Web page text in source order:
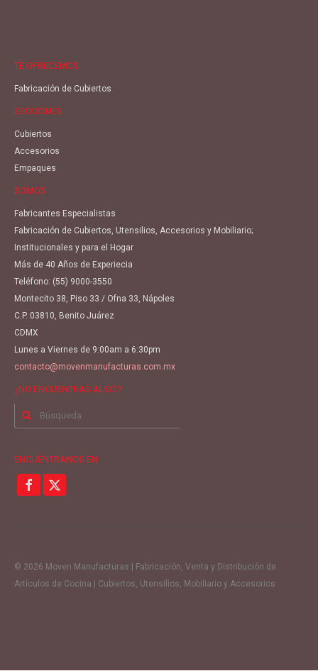
TE OFRECEMOS
Fabricación de Cubiertos
SECCIONES
Cubiertos
Accesorios
Empaques
SOMOS
Fabricantes Especialistas
Fabricación de Cubiertos, Utensilios, Accesorios y Mobiliario;
Institucionales y para el Hogar
Más de 40 Años de Experiecia
Teléfono: (55) 9000-3550
Montecito 38, Piso 33 / Ofna 33, Nápoles
C.P. 03810, Benito Juárez
CDMX
Lunes a Viernes de 9:00am a 6:30pm
contacto@movenmanufacturas.com.mx
¿NO ENCUENTRAS ALGO?
Buscar
ENCUÉNTRANOS EN
© 2026 Moven Manufacturas | Fabricación, Venta y Distribución de
Artículos de Cocina | Cubiertos, Utensilios, Mobiliario y Accesorios